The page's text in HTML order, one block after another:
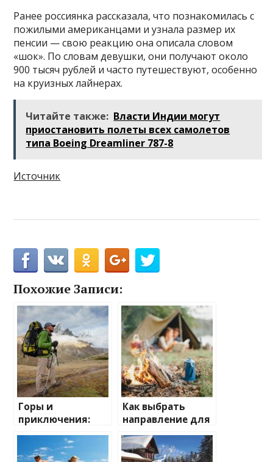
Ранее россиянка рассказала, что познакомилась с
пожилыми американцами и узнала размер их
пенсии — свою реакцию она описала словом
«шок». По словам девушки, они получают около
900 тысяч рублей и часто путешествуют, особенно
на круизных лайнерах.
Читайте также: Власти Индии могут
приостановить полеты всех самолетов
типа Boeing Dreamliner 787-8
Источник
Похожие Записи:
Горы и
приключения:
лучшие
направления для
активного
Как выбрать
направление для
отдыха на
природе